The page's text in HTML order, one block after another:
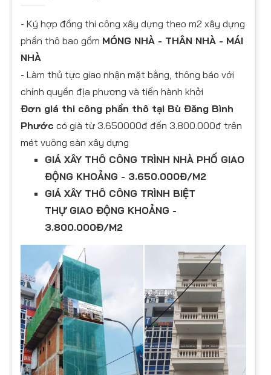
- Ký hợp đồng thi công xây dựng theo m2 xây dựng
phần thô bao gồm MÓNG NHÀ - THÂN NHÀ - MÁI
NHÀ
- Làm thủ tực giao nhận mặt bằng, thông báo với
chính quyền địa phương và tiến hành khởi
Đơn giá thi công phần thô tại Bù Đăng Bình
Phước có già từ 3.650000đ đến 3.800.000đ trên
mét vuông sàn xây dựng
GIÁ XÂY THÔ CÔNG TRÌNH NHÀ PHỐ GIAO
ĐỘNG KHOẢNG - 3.650.000Đ/M2
GIÁ XÂY THÔ CÔNG TRÌNH BIỆT
THỰ GIAO ĐỘNG KHOẢNG -
3.800.000Đ/M2